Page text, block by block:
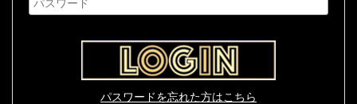
パスワードを忘れた方はこちら